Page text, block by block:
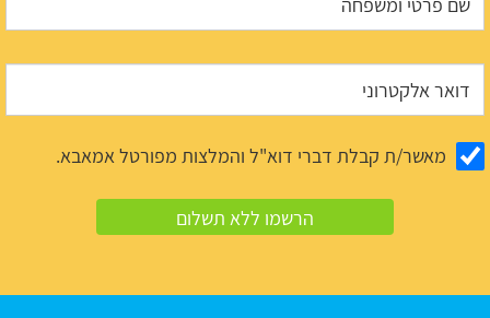
מאשר/ת קבלת דברי דוא"ל והמלצות מפורטל אמאבא.